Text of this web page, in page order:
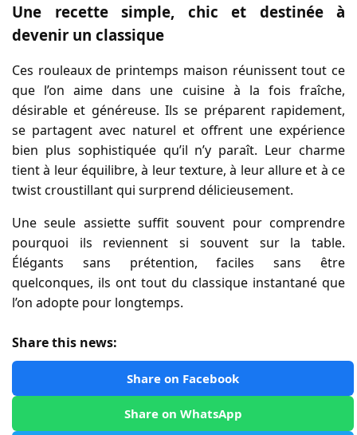
Une recette simple, chic et destinée à
devenir un classique
Ces rouleaux de printemps maison réunissent tout ce
que l’on aime dans une cuisine à la fois fraîche,
désirable et généreuse. Ils se préparent rapidement,
se partagent avec naturel et offrent une expérience
bien plus sophistiquée qu’il n’y paraît. Leur charme
tient à leur équilibre, à leur texture, à leur allure et à ce
twist croustillant qui surprend délicieusement.
Une seule assiette suffit souvent pour comprendre
pourquoi ils reviennent si souvent sur la table.
Élégants sans prétention, faciles sans être
quelconques, ils ont tout du classique instantané que
l’on adopte pour longtemps.
Share this news:
Share on Facebook
Share on WhatsApp